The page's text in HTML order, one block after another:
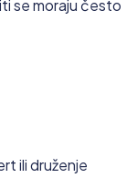
se moraju često
ili druženje